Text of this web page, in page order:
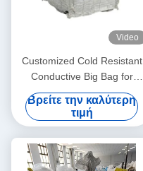
Video
Customized Cold Resistant
Conductive Big Bag for
Supply Chain Management
Βρείτε την καλύτερη
τιμή